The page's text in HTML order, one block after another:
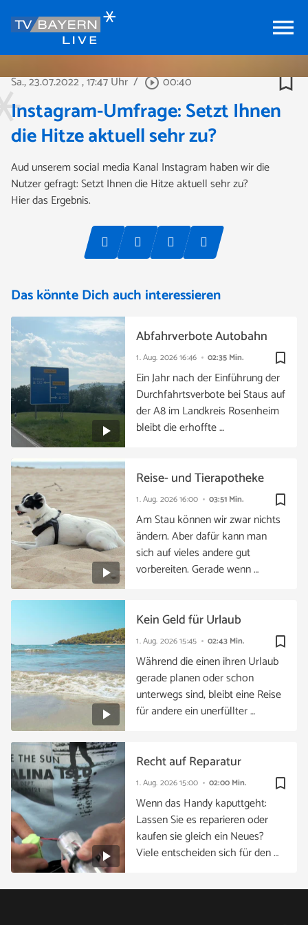
menu
Sa., 23.07.2022, 17:47 Uhr / play_circle_outline00:40 bookmark_border
Instagram-Umfrage: Setzt Ihnen
die Hitze aktuell sehr zu?
Aud unserem social media Kanal Instagram haben wir die
Nutzer gefragt: Setzt Ihnen die Hitze aktuell sehr zu?
Hier das Ergebnis.
Das könnte Dich auch interessieren
bookmark_border
1. Aug. 202616:46 02:35 Min.
Abfahrverbote Autobahn
Ein Jahr nach der Einführung der
Durchfahrtsverbote bei Staus auf
der A8 im Landkreis Rosenheim
bleibt die erhoffte …
bookmark_border
1. Aug. 202616:00 03:51 Min.
Reise- und Tierapotheke
Am Stau können wir zwar nichts
ändern. Aber dafür kann man
sich auf vieles andere gut
vorbereiten. Gerade wenn …
bookmark_border
1. Aug. 202615:45 02:43 Min.
Kein Geld für Urlaub
Während die einen ihren Urlaub
gerade planen oder schon
unterwegs sind, bleibt eine Reise
für andere ein unerfüllter …
bookmark_border
1. Aug. 202615:00 02:00 Min.
Recht auf Reparatur
Wenn das Handy kaputtgeht:
Lassen Sie es reparieren oder
kaufen sie gleich ein Neues?
Viele entscheiden sich für den …